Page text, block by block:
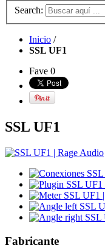
Search:
Inicio /
SSL UF1
Fave 0
SSL UF1
Fabricante